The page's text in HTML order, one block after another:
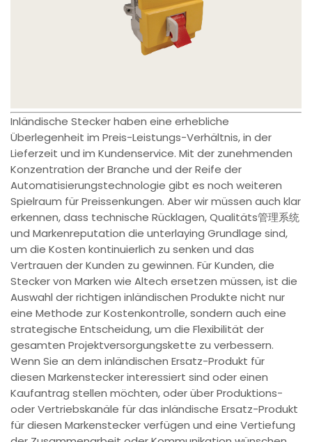
Inländische Stecker haben eine erhebliche
Überlegenheit im Preis-Leistungs-Verhältnis, in der
Lieferzeit und im Kundenservice. Mit der zunehmenden
Konzentration der Branche und der Reife der
Automatisierungstechnologie gibt es noch weiteren
Spielraum für Preissenkungen. Aber wir müssen auch klar
erkennen, dass technische Rücklagen, Qualitäts管理系统
und Markenreputation die unterlaying Grundlage sind,
um die Kosten kontinuierlich zu senken und das
Vertrauen der Kunden zu gewinnen. Für Kunden, die
Stecker von Marken wie Altech ersetzen müssen, ist die
Auswahl der richtigen inländischen Produkte nicht nur
eine Methode zur Kostenkontrolle, sondern auch eine
strategische Entscheidung, um die Flexibilität der
gesamten Projektversorgungskette zu verbessern.
Wenn Sie an dem inländischen Ersatz-Produkt für
diesen Markenstecker interessiert sind oder einen
Kaufantrag stellen möchten, oder über Produktions-
oder Vertriebskanäle für das inländische Ersatz-Produkt
für diesen Markenstecker verfügen und eine Vertiefung